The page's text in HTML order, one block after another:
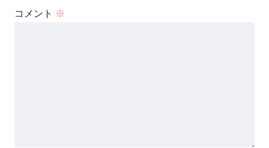
コメント ※